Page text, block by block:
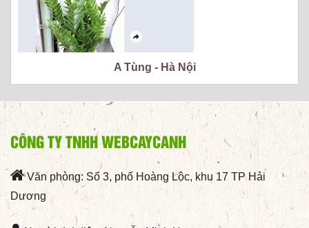
A Tùng - Hà Nội
CÔNG TY TNHH WEBCAYCANH
Văn phòng: Số 3, phố Hoàng Lộc, khu 17 TP Hải
Dương